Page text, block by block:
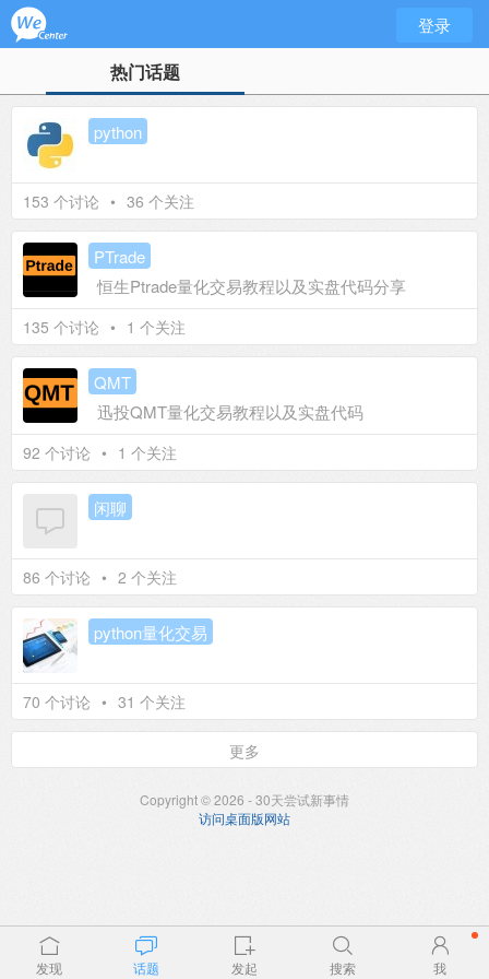
登录
热门话题
python
153 个讨论 • 36 个关注
PTrade
恒生Ptrade量化交易教程以及实盘代码分享
135 个讨论 • 1 个关注
QMT
迅投QMT量化交易教程以及实盘代码
92 个讨论 • 1 个关注
闲聊
86 个讨论 • 2 个关注
python量化交易
70 个讨论 • 31 个关注
更多
Copyright © 2026 - 30天尝试新事情
访问桌面版网站
发现 话题 发起 搜索 我